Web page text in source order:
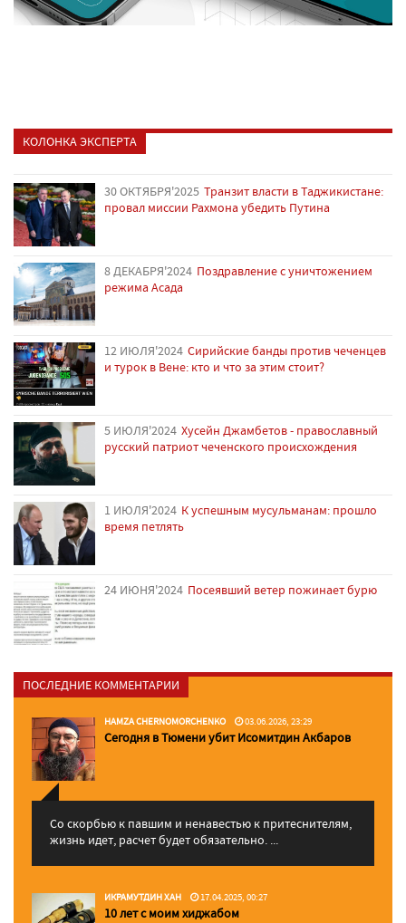
КОЛОНКА ЭКСПЕРТА
30 ОКТЯБРЯ'2025 Транзит власти в Таджикистане:
провал миссии Рахмона убедить Путина
8 ДЕКАБРЯ'2024 Поздравление с уничтожением
режима Асада
12 ИЮЛЯ'2024 Сирийские банды против чеченцев
и турок в Вене: кто и что за этим стоит?
5 ИЮЛЯ'2024 Хусейн Джамбетов - православный
русский патриот чеченского происхождения
1 ИЮЛЯ'2024 К успешным мусульманам: прошло
время петлять
24 ИЮНЯ'2024 Посеявший ветер пожинает бурю
ПОСЛЕДНИЕ КОММЕНТАРИИ
HAMZA CHERNOMORCHENKO 03.06.2026, 23:29
Сегодня в Тюмени убит Исомитдин Акбаров
Со скорбью к павшим и ненавестью к притеснителям,
жизнь идет, расчет будет обязательно. ...
ИКРАМУТДИН ХАН 17.04.2025, 00:27
10 лет с моим хиджабом